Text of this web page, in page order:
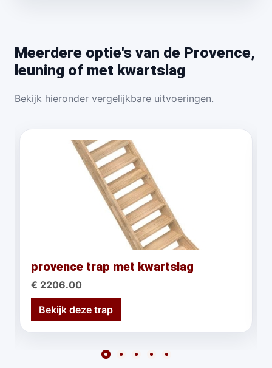
Meerdere optie's van de Provence,
leuning of met kwartslag
Bekijk hieronder vergelijkbare uitvoeringen.
provence trap met kwartslag
€ 2206.00
Bekijk deze trap